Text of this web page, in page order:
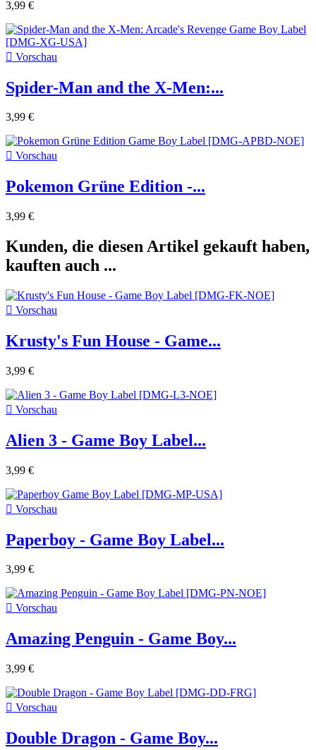
3,99 €
 Vorschau
Spider-Man and the X-Men:...
3,99 €
 Vorschau
Pokemon Grüne Edition -...
3,99 €
Kunden, die diesen Artikel gekauft haben,
kauften auch ...
 Vorschau
Krusty's Fun House - Game...
3,99 €
 Vorschau
Alien 3 - Game Boy Label...
3,99 €
 Vorschau
Paperboy - Game Boy Label...
3,99 €
 Vorschau
Amazing Penguin - Game Boy...
3,99 €
 Vorschau
Double Dragon - Game Boy...